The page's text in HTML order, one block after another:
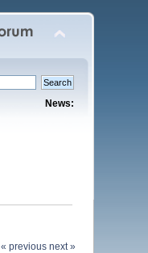
News:
« previous next »